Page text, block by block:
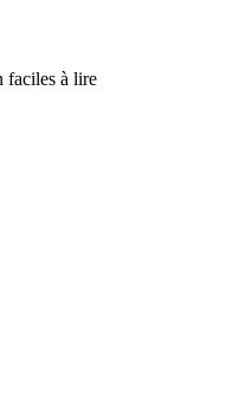
faciles à lire